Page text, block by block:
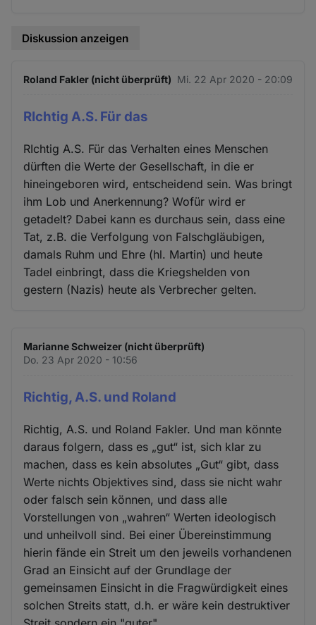
Diskussion anzeigen
Roland Fakler (nicht überprüft) Mi. 22 Apr 2020 - 20:09
RIchtig A.S. Für das
RIchtig A.S. Für das Verhalten eines Menschen
dürften die Werte der Gesellschaft, in die er
hineingeboren wird, entscheidend sein. Was bringt
ihm Lob und Anerkennung? Wofür wird er
getadelt? Dabei kann es durchaus sein, dass eine
Tat, z.B. die Verfolgung von Falschgläubigen,
damals Ruhm und Ehre (hl. Martin) und heute
Tadel einbringt, dass die Kriegshelden von
gestern (Nazis) heute als Verbrecher gelten.
Marianne Schweizer (nicht überprüft)
Do. 23 Apr 2020 - 10:56
Richtig, A.S. und Roland
Richtig, A.S. und Roland Fakler. Und man könnte
daraus folgern, dass es „gut“ ist, sich klar zu
machen, dass es kein absolutes „Gut“ gibt, dass
Werte nichts Objektives sind, dass sie nicht wahr
oder falsch sein können, und dass alle
Vorstellungen von „wahren“ Werten ideologisch
und unheilvoll sind. Bei einer Übereinstimmung
hierin fände ein Streit um den jeweils vorhandenen
Grad an Einsicht auf der Grundlage der
gemeinsamen Einsicht in die Fragwürdigkeit eines
solchen Streits statt, d.h. er wäre kein destruktiver